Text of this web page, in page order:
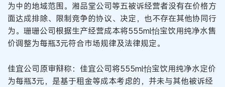
为中的地域范围。湘品堂公司等五被诉经营者没有在价格方
面达成排除、限制竞争的协议、决定，也不存在其他协同行
为。珊珊公司根据生产经营成本将555ml怡宝饮用纯净水售
价调整为每瓶3元符合市场规律及法律规定。
佳宜公司原审辩称：佳宜公司将555ml怡宝饮用纯净水定价
为每瓶3元，是基于租金等成本考虑的，并未与其他被诉经